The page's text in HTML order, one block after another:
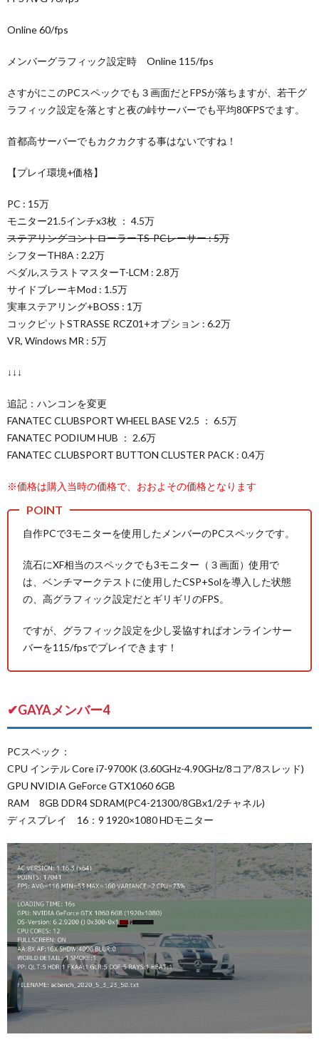
Online 60/fps
メンバーグラフィック設定時 Online 115/fps
さすがにこのPCスペックでも３画面だとFPSが落ちますが、若干グ
ラフィック設定を落とすと夜の峠サーバーでも平均80FPSでます。
首都高サーバーでもカクカクする事はないですね！
【プレイ環境+価格】
PC : 15万
モニター21.5インチx3枚 ： 4.5万
ステアリングコントローラーTS-PCレーサー : 5万
シフターTH8A : 2.2万
ペダル,スラストマスターT-LCM : 2.8万
サイドブレーキMod : 1.5万
実車ステアリング+BOSS : 1万
コックピットSTRASSE RCZ01+オプション : 6.2万
VR, Windows MR : 5万
↓↓↓
追記：ハンコンを変更
FANATEC CLUBSPORT WHEEL BASE V2.5 ： 6.5万
FANATEC PODIUM HUB ： 2.6万
FANATEC CLUBSPORT BUTTON CLUSTER PACK : 0.4万
※価格は購入当時の価格で、おおよその価格となります
自作PCで3モニターを使用したメンバーのPCスペックです。
流石にXF相当のスペックでも3モニター（３画面）使用で
は、ベンチマークテストに使用したCSP+Solを導入した状態
の、高グラフィック設定だとギリギリのFPS。
ですが、グラフィック設定を少し妥協すればオンラインサー
バーを115/fpsでプレイできます！
✔GAYAメンバー4
PCスペック：
CPU インテル Core i7-9700K (3.60GHz-4.90GHz/8コア/8スレッド)
GPU NVIDIA GeForce GTX1060 6GB
RAM 8GB DDR4 SDRAM(PC4-21300/8GBx1/2チャネル)
ディスプレイ 16：9 1920×1080 HDモニター